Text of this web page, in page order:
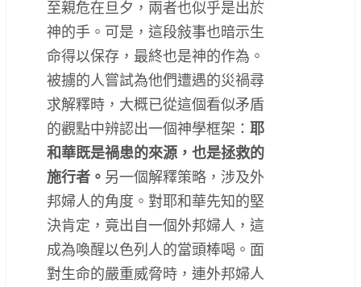
至親危在旦夕，兩者也似乎是出於
神的手。可是，這段敍事也暗示生
命得以保存，最終也是神的作為。
被擄的人嘗試為他們遭遇的災禍尋
求解釋時，大概已從這個看似矛盾
的觀點中辨認出一個神學框架： 耶
和華既是禍患的來源，也是拯救的
施行者。 另一個解釋策略，涉及外
邦婦人的角度。對耶和華先知的堅
決肯定，竟出自一個外邦婦人，這
成為喚醒以色列人的當頭棒喝。面
對生命的嚴重威脅時，連外邦婦人